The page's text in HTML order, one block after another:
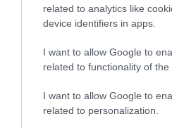
related to analytics like
device identifiers in apps.
I want to allow Google to
related to functionality of the
I want to allow Google to
related to personalization.
ΌΣΑ
ΓΙΑ ΤΟ
Πώς να κάνετε «smart